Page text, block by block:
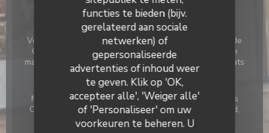
functies te bieden (bijv.
gerelateerd aan sociale
netwerken) of
gepersonaliseerde
advertenties of inhoud weer
te geven. Klik op 'OK,
accepteer alle', 'Weiger alle'
of 'Personaliseer' om uw
voorkeuren te beheren. U
Diensten
Winkel, Groepmaaltijden op reservering, Zakelijke
maaltijden, Groepsmaaltijden, Familie lunch,
Verjaardagsmaaltijd, Geschikt voor groepen, Hand Made
Cuisine, Cocktail Discovery, Terras (geopend vanaf de
maand MEI, Kinder menu, Afhaal, openbare parkeerplaats
Betaalmethoden
Mobile payment, Card, Zonder contact, Paiement Sans
ContactPaiement Sans Contact, Eurocard / Mastercard,
Contant geld, Visa, Vakantiecheques, Debetkaart